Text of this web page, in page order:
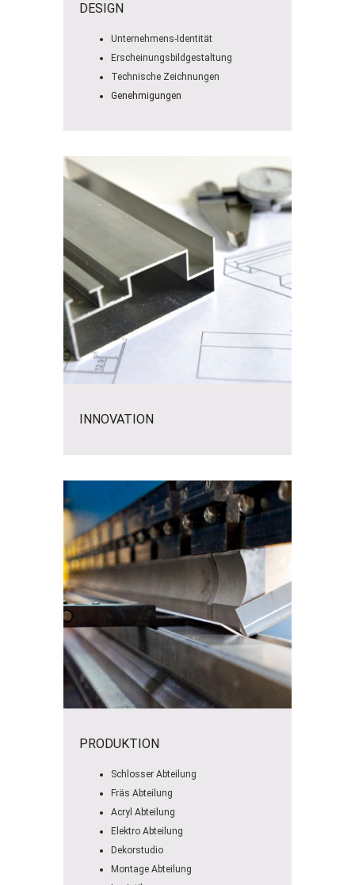
DESIGN
Unternehmens-Identität
Erscheinungsbildgestaltung
Technische Zeichnungen
Genehmigungen
INNOVATION
PRODUKTION
Schlosser Abteilung
Fräs Abteilung
Acryl Abteilung
Elektro Abteilung
Dekorstudio
Montage Abteilung